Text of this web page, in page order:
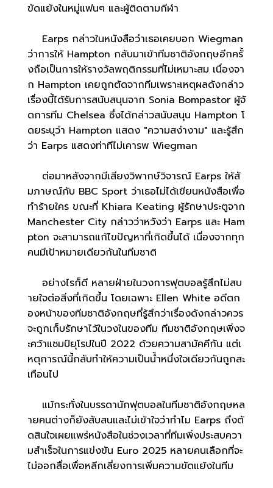
ขัดแย้งในหมู่แฟนๆ และผู้ติดตามกีฬา
Earps กล่าวในหนังสือว่าเธอเคยบอก Wiegman
ว่าการให้ Hampton กลับมาเข้าทีมชาติอังกฤษอีกครั้
งถือเป็นการให้รางวัลพฤติกรรมที่ไม่เหมาะสม เนื่องจา
ก Hampton เคยถูกตัดจากทีมเพราะเหตุผลดังกล่าว
เรื่องนี้ได้รับการสนับสนุนจาก Sonia Bompastor ผู้จั
ดการทีม Chelsea ซึ่งได้กล่าวสนับสนุน Hampton โ
ดยระบุว่า Hampton แสดง "ความสง่างาม" และรู้สึก
ว่า Earps แสดงท่าทีไม่เคารพ Wiegman
ต่อมาหลังจากมีเสียงวิพากษ์วิจารณ์ Earps ให้สั
มภาษณ์กับ BBC Sport ว่าเธอไม่ได้เขียนหนังสือเพื่อ
ทำร้ายใคร ขณะที่ Khiara Keating ผู้รักษาประตูจาก
Manchester City กล่าวว่าหวังว่า Earps และ Ham
pton จะสามารถแก้ไขปัญหาที่เกิดขึ้นได้ เนื่องจากทุก
คนมีเป้าหมายเดียวกันในทีมชาติ
อย่างไรก็ดี หลายฝ่ายในวงการฟุตบอลรู้สึกไม่สบ
ายใจต่อสิ่งที่เกิดขึ้น โดยเฉพาะ Ellen White อดีตก
องหน้าของทีมชาติอังกฤษที่รู้สึกว่าเรื่องดังกล่าวควร
จะถูกเก็บรักษาไว้ในวงในของทีม ทีมชาติอังกฤษเพิ่งจ
ะคว้าแชมป์ยุโรปในปี 2022 ด้วยความสามัคคีกัน แต่เ
หตุการณ์นี้กลับทำให้ความเป็นน้ำหนึ่งใจเดียวกันถูกสะ
เทือนไป
แม้กระทั่งในบรรดานักฟุตบอลในทีมชาติอังกฤษหล
ายคนต่างก็ยังสับสนและไม่เข้าใจว่าทำไม Earps ถึงตั
ดสินใจเผยแพร่หนังสือในช่วงเวลาที่ทีมเพิ่งประสบควา
มสำเร็จในการแข่งขัน Euro 2025 หลายคนเลือกที่จะ
ไม่ออกสื่อเพื่อหลีกเลี่ยงการเพิ่มความขัดแย้งในทีม